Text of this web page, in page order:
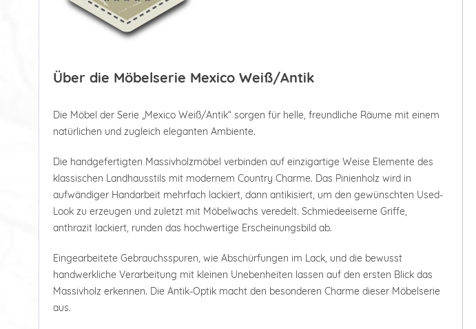
Über die Möbelserie Mexico Weiß/Antik
Die Möbel der Serie „Mexico Weiß/Antik“ sorgen für helle, freundliche Räume mit einem
natürlichen und zugleich eleganten Ambiente.
Die handgefertigten Massivholzmöbel verbinden auf einzigartige Weise Elemente des
klassischen Landhausstils mit modernem Country Charme. Das Pinienholz wird in
aufwändiger Handarbeit mehrfach lackiert, dann antikisiert, um den gewünschten Used-
Look zu erzeugen und zuletzt mit Möbelwachs veredelt. Schmiedeeiserne Griffe,
anthrazit lackiert, runden das hochwertige Erscheinungsbild ab.
Eingearbeitete Gebrauchsspuren, wie Abschürfungen im Lack, und die bewusst
handwerkliche Verarbeitung mit kleinen Unebenheiten lassen auf den ersten Blick das
Massivholz erkennen. Die Antik-Optik macht den besonderen Charme dieser Möbelserie
aus.